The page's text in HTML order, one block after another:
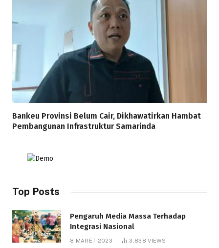
Bankeu Provinsi Belum Cair, Dikhawatirkan Hambat
Pembangunan Infrastruktur Samarinda
Top Posts
Pengaruh Media Massa Terhadap
Integrasi Nasional
8 MARET 2023 3,838VIEWS